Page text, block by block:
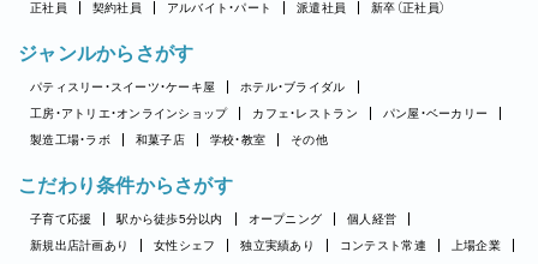
正社員 契約社員 アルバイト・パート 派遣社員 新卒（正社員）
ジャンルからさがす
パティスリー・スイーツ・ケーキ屋
ホテル・ブライダル
工房・アトリエ・オンラインショップ
カフェ・レストラン
パン屋・ベーカリー
製造工場・ラボ
和菓子店 学校・教室 その他
こだわり条件からさがす
子育て応援 駅から徒歩5分以内 オープニング
個人経営
新規出店計画あり
女性シェフ 独立実績あり コンテスト常連
上場企業